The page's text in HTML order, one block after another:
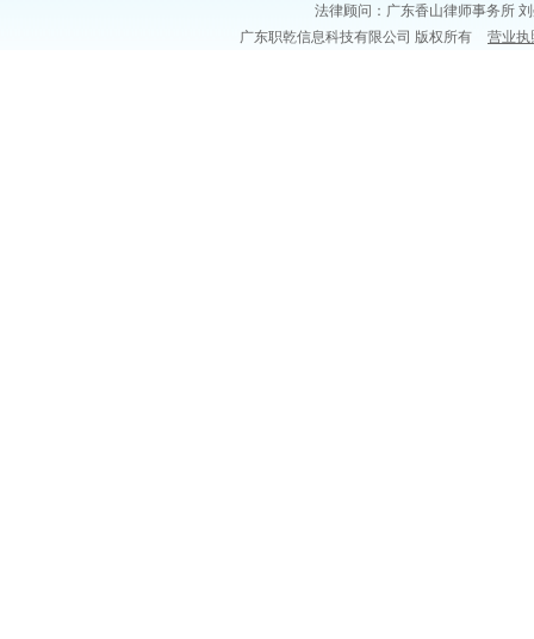
法律顾问：广东香山律师事务所
广东职乾信息科技有限公司 版权所有
营业执